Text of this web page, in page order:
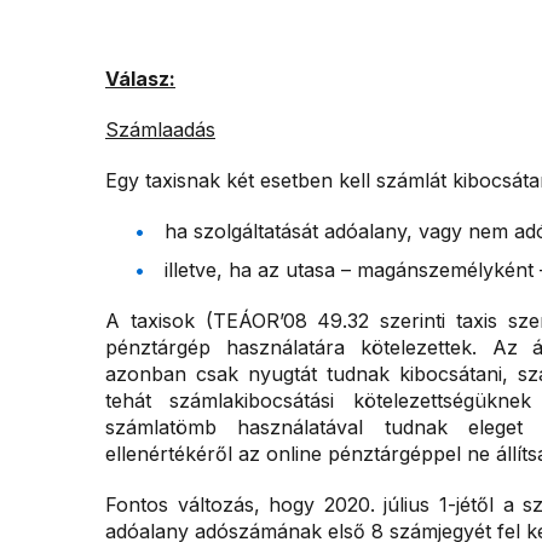
Válasz:
Számlaadás
Egy taxisnak két esetben kell számlát
ha szolgáltatását adóalany, vagy nem
illetve, ha az utasa – magánszemélyként
A taxisok (TEÁOR’08 49.32 szerinti taxis
pénztárgép használatára kötelezettek. Az
azonban csak nyugtát tudnak kibocsátani,
tehát számlakibocsátási
számlatömb használatával tudnak
ellenértékéről az online pénztárgéppel ne
Fontos változás, hogy 2020. július 1-jétől a
adóalany adószámának első 8 számjegyét fel